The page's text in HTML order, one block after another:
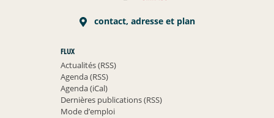
contact, adresse et plan
FLUX
Actualités (RSS)
Agenda (RSS)
Agenda (iCal)
Dernières publications (RSS)
Mode d’emploi